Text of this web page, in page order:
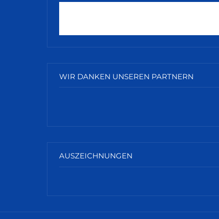
WIR DANKEN UNSEREN PARTNERN
AUSZEICHNUNGEN